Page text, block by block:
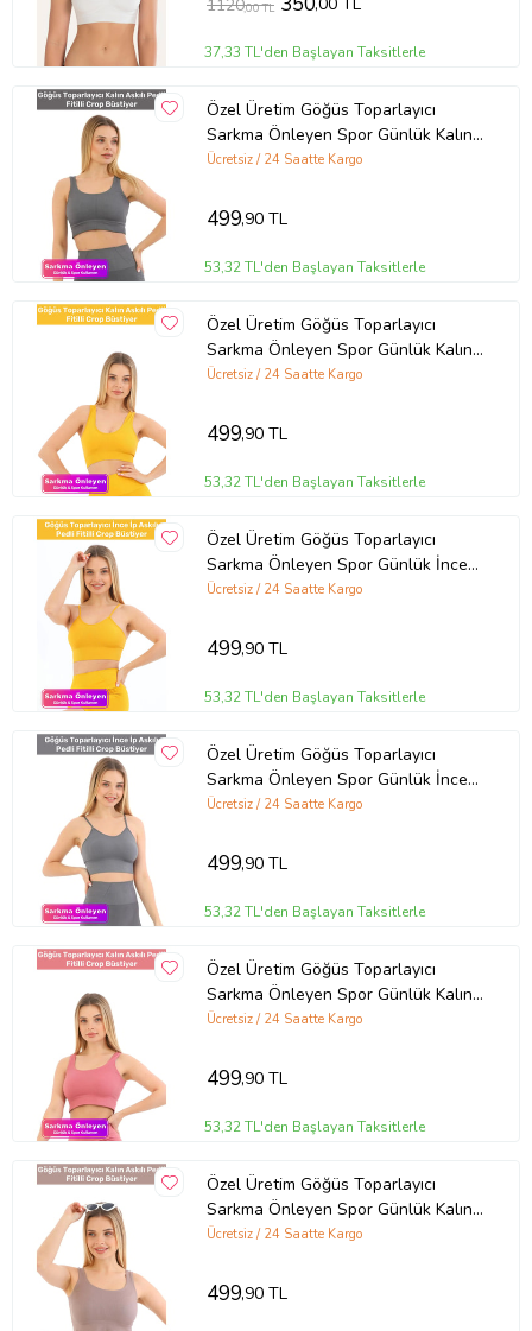
1120,00 TL
37,33 TL'den Başlayan Taksitlerle
Özel Üretim Göğüs Toparlayıcı
Sarkma Önleyen Spor Günlük Kalın
Askılı Pedli Fitilli Crop Büstiyer (Gri)
Ücretsiz / 24 Saatte Kargo
499,90 TL
53,32 TL'den Başlayan Taksitlerle
Özel Üretim Göğüs Toparlayıcı
Sarkma Önleyen Spor Günlük Kalın
Askılı Pedli Fitilli Crop Büstiyer (Sarı)
Ücretsiz / 24 Saatte Kargo
499,90 TL
53,32 TL'den Başlayan Taksitlerle
Özel Üretim Göğüs Toparlayıcı
Sarkma Önleyen Spor Günlük İnce
İp Askılı Pedli Fitilli Crop Büstiyer
Ücretsiz / 24 Saatte Kargo
499,90 TL
53,32 TL'den Başlayan Taksitlerle
Özel Üretim Göğüs Toparlayıcı
Sarkma Önleyen Spor Günlük İnce
İp Askılı Pedli Fitilli Crop Büstiyer
Ücretsiz / 24 Saatte Kargo
499,90 TL
53,32 TL'den Başlayan Taksitlerle
Özel Üretim Göğüs Toparlayıcı
Sarkma Önleyen Spor Günlük Kalın
Askılı Pedli Fitilli Crop Büstiyer
Ücretsiz / 24 Saatte Kargo
499,90 TL
53,32 TL'den Başlayan Taksitlerle
Özel Üretim Göğüs Toparlayıcı
Sarkma Önleyen Spor Günlük Kalın
Askılı Pedli Fitilli Crop Büstiyer
Ücretsiz / 24 Saatte Kargo
499,90 TL